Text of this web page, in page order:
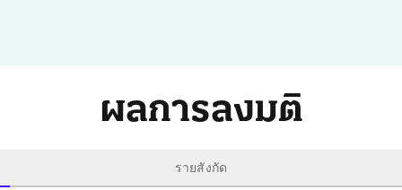
ผลการลงมติ
รายสังกัด